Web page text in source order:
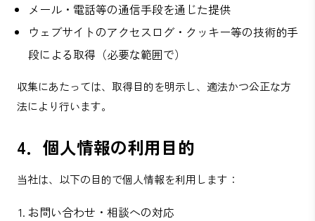
メール・電話等の通信手段を通じた提供
ウェブサイトのアクセスログ・クッキー等の技術的手
段による取得（必要な範囲で）
収集にあたっては、取得目的を明示し、適法かつ公正な方
法により行います。
4．個人情報の利用目的
当社は、以下の目的で個人情報を利用します：
お問い合わせ・相談への対応